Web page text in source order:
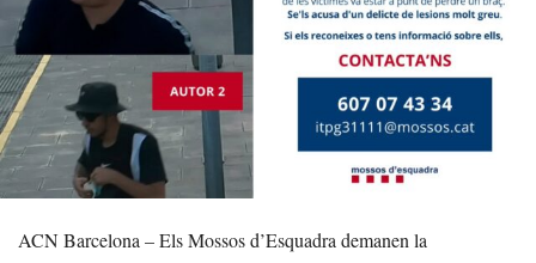
ACN Barcelona – Els Mossos d’Esquadra demanen la